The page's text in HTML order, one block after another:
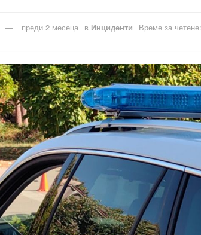
преди 2 месеца в Инциденти Време за